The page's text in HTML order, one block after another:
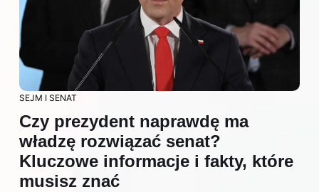
SEJM I SENAT
Czy prezydent naprawdę ma
władzę rozwiązać senat?
Kluczowe informacje i fakty, które
musisz znać